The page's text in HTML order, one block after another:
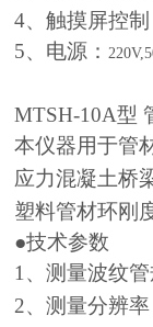
4、触摸屏控制
5、电源：
MTSH-10A型
本仪器用于管
应力混凝土桥
塑料管材环刚
●技术参数
1 、测量波纹
2、测量分辨